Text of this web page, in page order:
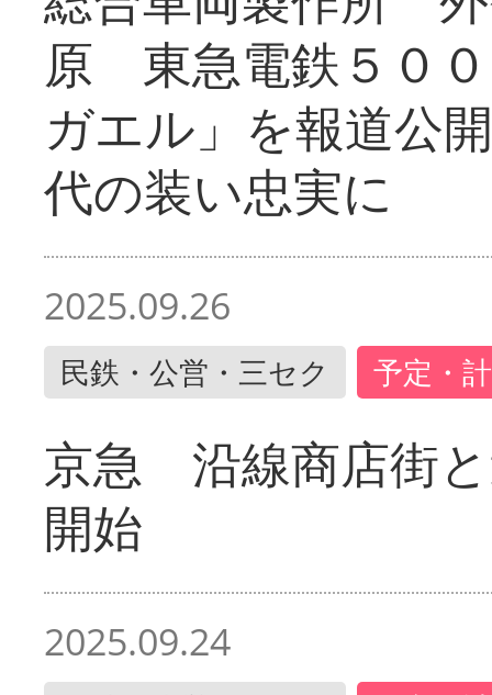
原 東急電鉄５０
ガエル」を報道公
代の装い忠実に
2025.09.26
民鉄・公営・三セク 予定・
京急 沿線商店街
開始
2025.09.24